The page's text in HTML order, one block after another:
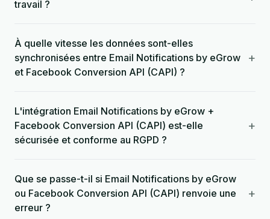
travail ?
À quelle vitesse les données sont-elles
synchronisées entre Email Notifications by eGrow
et Facebook Conversion API (CAPI) ?
+
L'intégration Email Notifications by eGrow +
Facebook Conversion API (CAPI) est-elle
sécurisée et conforme au RGPD ?
+
Que se passe-t-il si Email Notifications by eGrow
ou Facebook Conversion API (CAPI) renvoie une
erreur ?
+